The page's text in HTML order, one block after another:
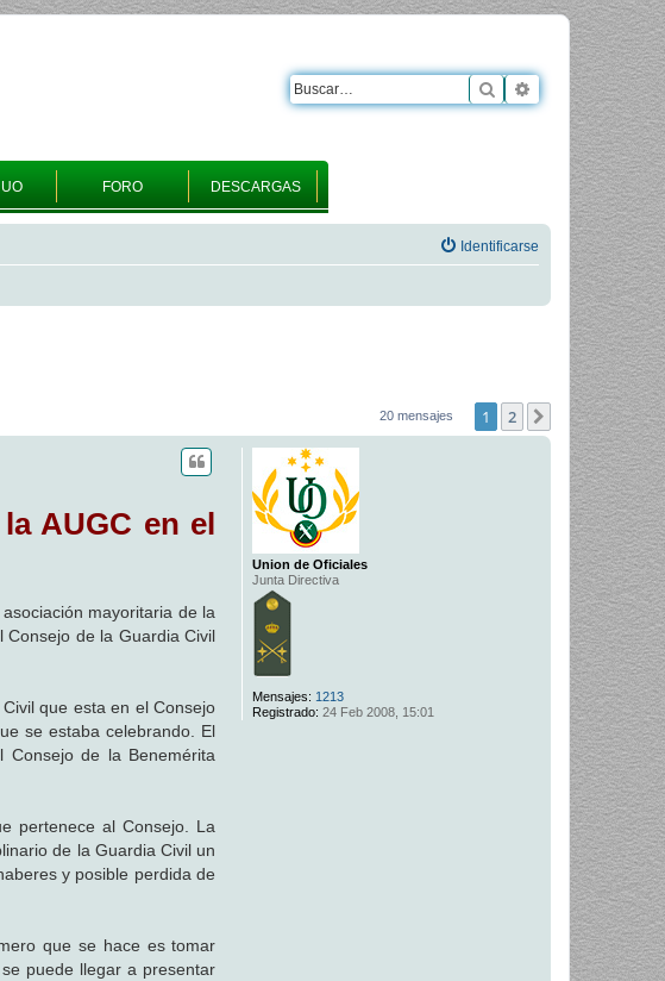
FORO DESCARGAS
Buscar Búsqueda
Identificarse
20 mensajes 1 2 Siguiente
Union de Oficiales
Junta Directiva
Mensajes: 1213
Registrado: 24 Feb 2008, 15:01
AUGC en el
mayoritaria de la
de la Guardia Civil
que esta en el Consejo
se estaba celebrando. El
Consejo de la Benemérita
pertenece al Consejo. La
de la Guardia Civil un
y posible perdida de
que se hace es tomar
puede llegar a presentar